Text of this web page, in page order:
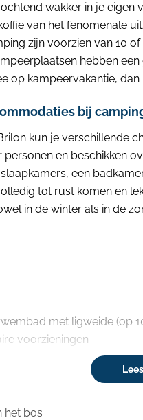
wakker in je
van het fenomenale
zijn voorzien van 10
hebben
op kampeervakantie,
bij
kun je verschillende
personen en beschikken
een
tot rust komen en
in de winter als in de
met ligweide (op
voorzieningen
het bos